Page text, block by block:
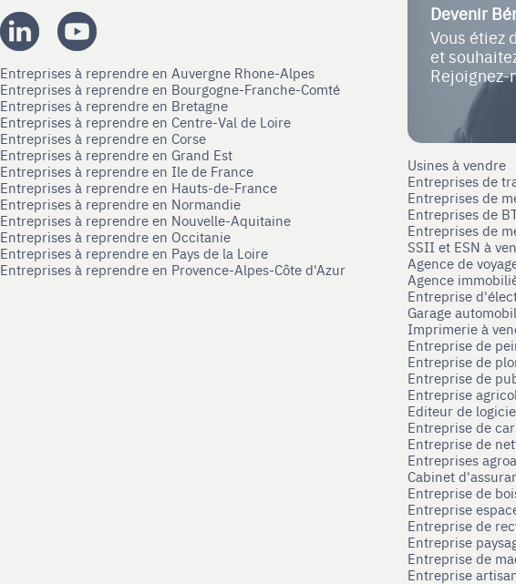
Entreprises à reprendre en Auvergne Rhone-Alpes
Entreprises à reprendre en Bourgogne-Franche-Comté
Entreprises à reprendre en Bretagne
Entreprises à reprendre en Centre-Val de Loire
Entreprises à reprendre en Corse
Entreprises à reprendre en Grand Est
Entreprises à reprendre en Ile de France
Entreprises à reprendre en Hauts-de-France
Entreprises à reprendre en Normandie
Entreprises à reprendre en Nouvelle-Aquitaine
Entreprises à reprendre en Occitanie
Entreprises à reprendre en Pays de la Loire
Entreprises à reprendre en Provence-Alpes-Côte d'Azur
Devenir
Vous étiez
et
Usines à vendre
Entreprises de
Entreprises de
Entreprises de
Entreprises de
SSII et ESN à
Agence de
Agence
Entreprise
Garage
Imprimerie à
Entreprise de
Entreprise de
Entreprise de
Entreprise
Editeur de
Entreprise de
Entreprise de
Entreprises
Cabinet
Entreprise de
Entreprise
Entreprise de
Entreprise
Entreprise de
Entreprise